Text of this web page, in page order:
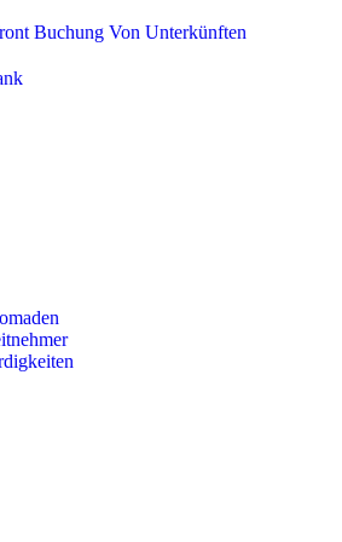
Buchung Von Unterkünften